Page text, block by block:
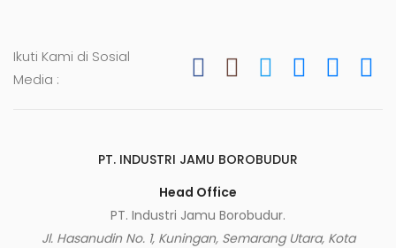
Ikuti Kami di Sosial
Media :
PT. INDUSTRI JAMU BOROBUDUR
Head Office
PT. Industri Jamu Borobudur.
Jl. Hasanudin No. 1, Kuningan, Semarang Utara, Kota